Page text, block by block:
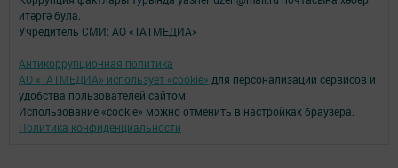
итәргә була.
Учредитель СМИ: АО «ТАТМЕДИА»
Антикоррупционная политика
АО «ТАТМЕДИА» использует «cookie» для персонализации сервисов и
удобства пользователей сайтом.
Использование «cookie» можно отменить в настройках браузера.
Политика конфиденциальности